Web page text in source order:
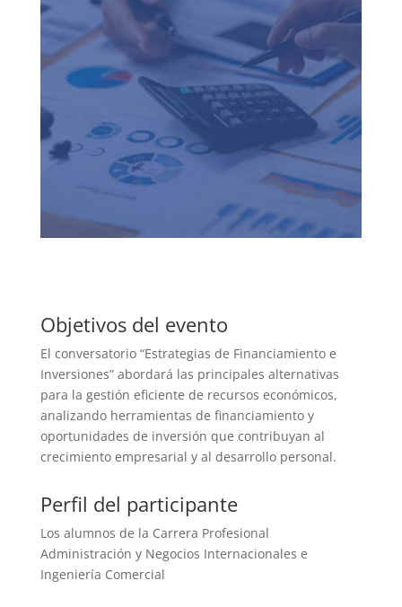
Objetivos del evento
El conversatorio “Estrategias de Financiamiento e
Inversiones” abordará las principales alternativas
para la gestión eficiente de recursos económicos,
analizando herramientas de financiamiento y
oportunidades de inversión que contribuyan al
crecimiento empresarial y al desarrollo personal.
Perfil del participante
Los alumnos de la Carrera Profesional
Administración y Negocios Internacionales e
Ingeniería Comercial